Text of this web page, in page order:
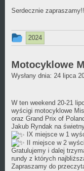
Serdecznie
Ten
był
dodany
kategorii
2024
Motocyklowe
Wysłany dnia: 24 lipca
W ten weekend 20-21
wyścigi motocyklowe
oraz Grand Prix of
Jakub Ryndak na
IX miejsce w 1
II miejsce w 2
Gratulujemy i dalej
rundy z których
Zapraszamy do